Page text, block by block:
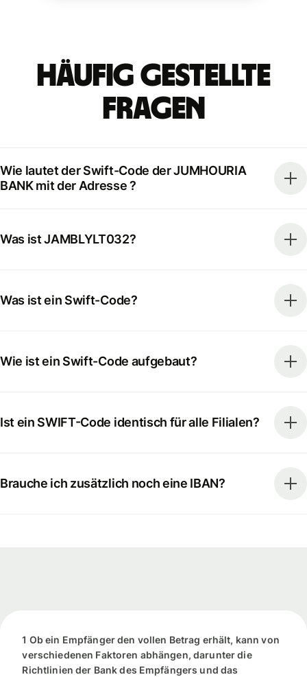
Häufig gestellte
Fragen
Wie lautet der Swift-Code der JUMHOURIA
BANK mit der Adresse ?
Was ist JAMBLYLT032?
Was ist ein Swift-Code?
Wie ist ein Swift-Code aufgebaut?
Ist ein SWIFT-Code identisch für alle Filialen?
Brauche ich zusätzlich noch eine IBAN?
1 Ob ein Empfänger den vollen Betrag erhält, kann von
verschiedenen Faktoren abhängen, darunter die
Richtlinien der Bank des Empfängers und das